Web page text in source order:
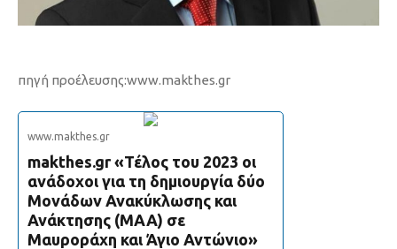
πηγή προέλευσης:www.makthes.gr
www.makthes.gr
makthes.gr «Τέλος του 2023 οι
ανάδοχοι για τη δημιουργία δύο
Μονάδων Ανακύκλωσης και
Ανάκτησης (ΜΑΑ) σε
Μαυροράχη και Άγιο Αντώνιο»